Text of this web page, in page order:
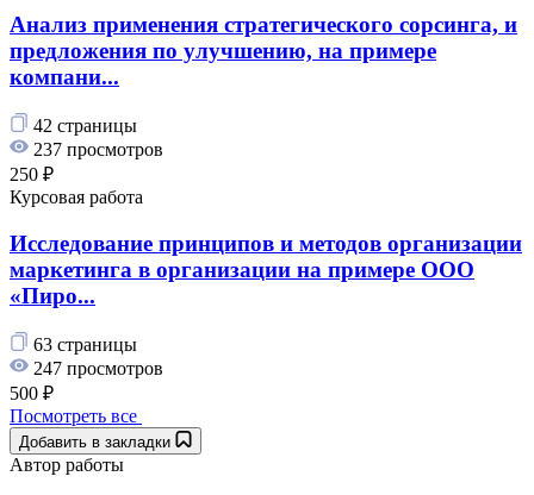
Анализ применения стратегического сорсинга, и
предложения по улучшению, на примере
компани...
42 страницы
237 просмотров
250 ₽
Курсовая работа
Исследование принципов и методов организации
маркетинга в организации на примере ООО
«Пиро...
63 страницы
247 просмотров
500 ₽
Посмотреть все
Добавить в закладки
Автор работы